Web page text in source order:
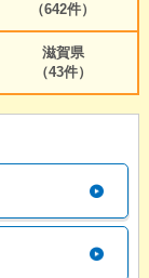
（642件）
滋賀県
（43件）